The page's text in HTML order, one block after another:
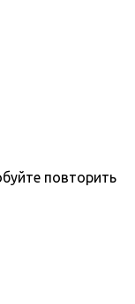
повторить